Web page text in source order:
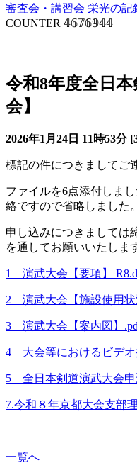
審査会・講習会 栄光の記
COUNTER 𝟜𝟞𝟟𝟞𝟡𝟜𝟜
令和8年度全日
会】
2026年1月24日 11時53分
標記の件につきましてご
ファイルを6点添付しまし
絡ですので省略しました。
申し込みにつきましては
を通してお願いいたしま
1 演武大会【要項】
2 演武大会【施設使用状
3 演武大会【案内図】
4 大会等におけるビデオ
5 全日本剣道演武大会申
7.令和８年京都大会支部
事務
一覧へ